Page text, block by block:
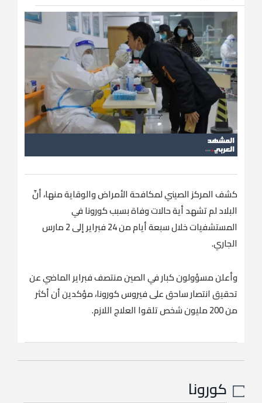
كشف المركز الصيني لمكافحة الأمراض والوقاية منها، أنّ
البلاد لم تشهد أية حالات وفاة بسبب كورونا في
المستشفيات خلال سبعة أيام من 24 فبراير إلى 2 مارس
الجاري.
وأعلن مسؤولون كبار في الصين منتصف فبراير الماضي عن
تحقيق انتصار ساحق على فيروس كورونا، مؤكدين أن أكثر
من 200 مليون شخص تلقوا العلاج اللازم.
كورونا